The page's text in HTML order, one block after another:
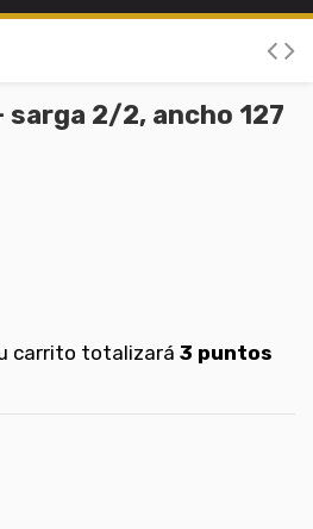
2/2, ancho 127
carrito totalizará 3 puntos